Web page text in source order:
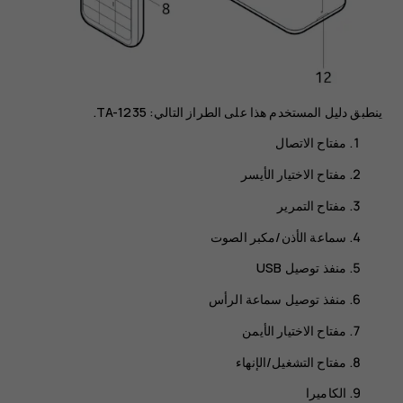
ينطبق دليل المستخدم هذا على الطراز التالي: TA-1235.
مفتاح الاتصال
مفتاح الاختيار الأيسر
مفتاح التمرير
سماعة الأذن/مكبر الصوت
منفذ توصيل USB
منفذ توصيل سماعة الرأس
مفتاح الاختيار الأيمن
مفتاح التشغيل/الإنهاء
الكاميرا